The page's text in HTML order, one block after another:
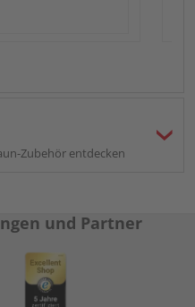
Zubehör entdecken
und Partner